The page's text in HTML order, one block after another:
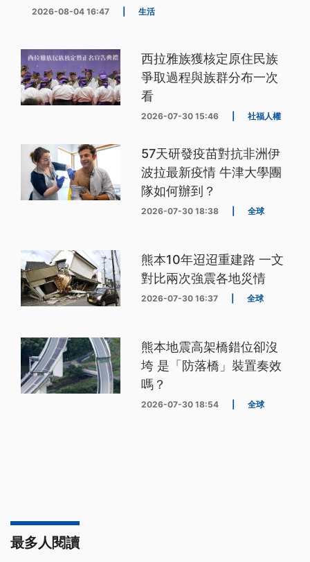
2026-08-04 16:47 生活
西拉雅族獲核定原住民族
爭取過程與族群分布一次
看
2026-07-30 15:46 社福人權
57天研發疫苗對抗非洲伊
波拉最新疫情 牛津大學團
隊如何辦到？
2026-07-30 18:38 全球
熊本10年迢迢重建路 一文
對比兩次強震各地災情
2026-07-30 16:37 全球
熊本地震高架橋錯位卻沒
垮 是「防落橋」裝置奏效
嗎？
2026-07-30 18:54 全球
最多人閱讀